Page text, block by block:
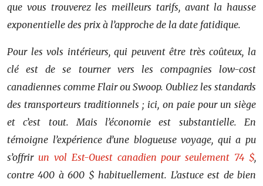
que vous trouverez les meilleurs tarifs, avant la hausse
exponentielle des prix à l’approche de la date fatidique.
Pour les vols intérieurs, qui peuvent être très coûteux, la
clé est de se tourner vers les compagnies low-cost
canadiennes comme Flair ou Swoop. Oubliez les standards
des transporteurs traditionnels ; ici, on paie pour un siège
et c’est tout. Mais l’économie est substantielle. En
témoigne l’expérience d’une blogueuse voyage, qui a pu
s’offrir un vol Est-Ouest canadien pour seulement 74 $,
contre 400 à 600 $ habituellement. L’astuce est de bien